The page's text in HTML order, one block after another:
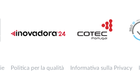
Politica per la qualità Informativa sulla Privacy